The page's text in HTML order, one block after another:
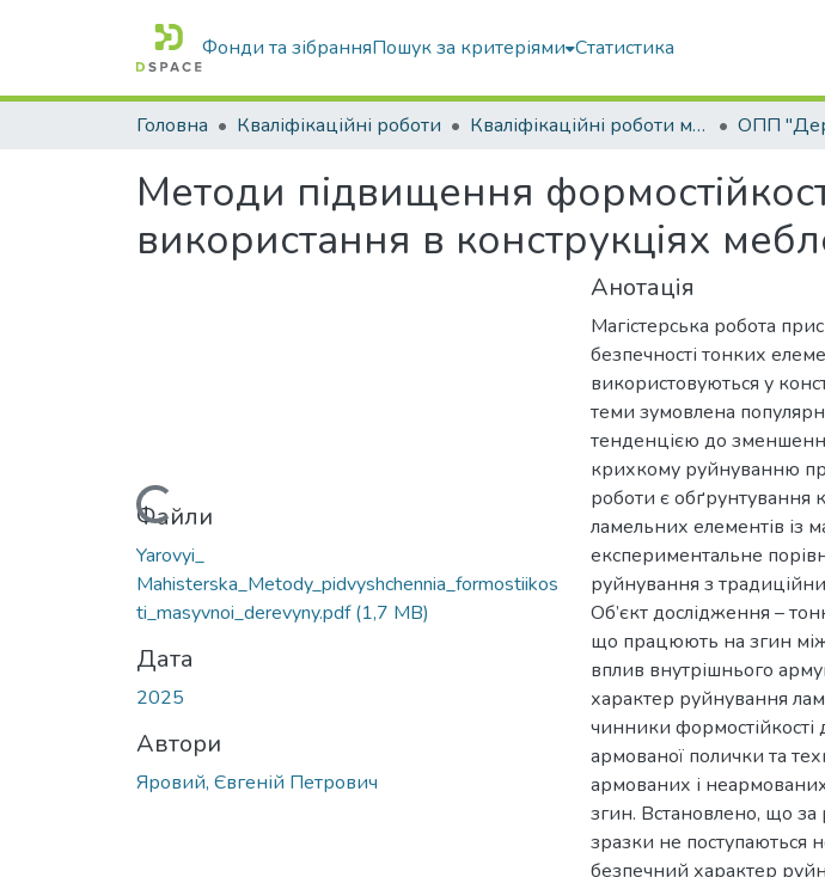
Фонди та зібранняПошук за критеріями Статистика
Головна Кваліфікаційні роботи Кваліфікаційні роботи магістрів
Методи підвищення
використання в конструкціях
Вантажиться...Файли
Yarovyi_
Mahisterska_Metody_pidvyshchennia_formostiikos
ti_masyvnoi_derevyny.pdf(1,7 MB)
Дата
2025
Автори
Яровий, Євгеній Петрович
Анотація
Магістерська робота
безпечності тонких
використовуються у
теми зумовлена
тенденцією до
крихкому руйнуванню
роботи є обґрунтування
ламельних елементів із
експериментальне
руйнування з
Об’єкт дослідження –
що працюють на згин
вплив внутрішнього
характер руйнування
чинники
армованої полички та
армованих і
згин. Встановлено, що за
зразки не поступаються
безпечний характер